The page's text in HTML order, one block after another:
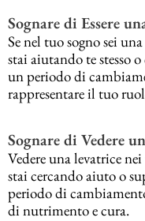
Sognare di Essere
Se nel tuo sogno sei
stai aiutando te stesso
un periodo di
rappresentare il tuo
Sognare di Vedere
Vedere una levatrice
stai cercando aiuto o
periodo di
di nutrimento e cura.